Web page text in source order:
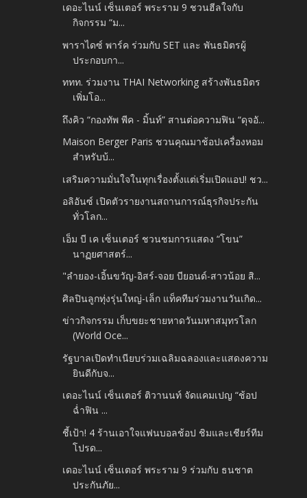
เดอะไนน์ เซ็นเตอร์ พระราม 9 ชวนฮีลใจกับ
กิจกรรม “ม...
พาราไดซ์ พาร์ค ร่วมกับ SET และ พันธมิตรผู้
ประกอบกา...
ททท. ร่วมงาน THAI Networking สร้างพันธมิตร
เพิ่มโอ...
ถึงคิว “กองทัพ พีค - มิ้นท์” สานต่อความฟิน “ดุจอั...
Maison Berger Paris ชวนคุณมาช้อปเครื่องหอม
สำหรับบ้...
เสริมความมั่นใจในทุกเรื่องตั้งแต่เริ่มเปิดแอป! ชว...
อลิอันซ์ เปิดตัวรายงานสถานการณ์ธุรกิจประกัน
ทั่วโลก...
เอ็ม บี เค เซ็นเตอร์ ชวนชมการแสดง “โขน”
นาฏยศาสตร์...
"ลำยอง​-เอิ้นขวัญ​-อิสร์​-จอย​ บียอนด์-สาวน้อย​ สิ...
ศิลปินลูกทุ่งรุ่นใหญ่​-เล็ก​ แท็คทีมร่วมงานวันเกิด...
ข่าวกิจกรรม เก็บขยะชายหาดวันมหาสมุทรโลก
(World Oce...
รัฐบาลเปิดทำเนียบร่วมเฉลิมฉลองและแสดงความ
ยินดีกับจ...
เดอะไนน์ เซ็นเตอร์ ติวานนท์ จัดแคมเปญ “ช้อป
ฉ่ำฟิน ...
ชี้เป้า! 4 ร้านเอาใจแฟนบอลช้อป ชิมและเชียร์ทีม
โปรด...
เดอะไนน์ เซ็นเตอร์ พระราม 9 ร่วมกับ ธนชาต
ประกันภัย...